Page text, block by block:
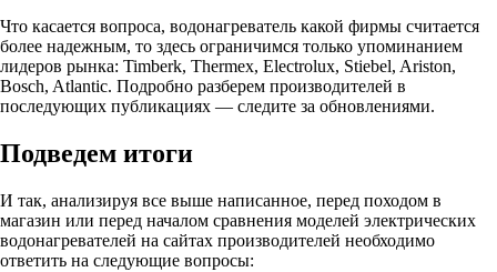
Что касается вопроса, водонагреватель какой фирмы считается
более надежным, то здесь ограничимся только упоминанием
лидеров рынка: Timberk, Thermex, Electrolux, Stiebel, Ariston,
Bosch, Atlantic. Подробно разберем производителей в
последующих публикациях — следите за обновлениями.
Подведем итоги
И так, анализируя все выше написанное, перед походом в
магазин или перед началом сравнения моделей электрических
водонагревателей на сайтах производителей необходимо
ответить на следующие вопросы: